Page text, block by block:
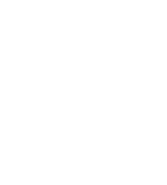
funkcí